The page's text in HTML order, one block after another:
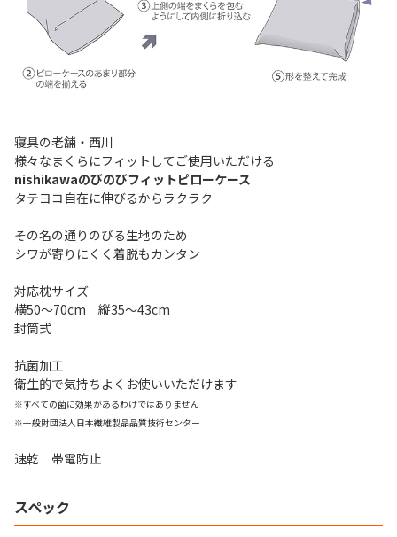
寝具の老舗・西川
様々なまくらにフィットしてご使用いただける
nishikawaのびのびフィットピローケース
タテヨコ自在に伸びるからラクラク
その名の通りのびる生地のため
シワが寄りにくく着脱もカンタン
対応枕サイズ
横50～70cm 縦35～43cm
封筒式
抗菌加工
衛生的で気持ちよくお使いいただけます
※すべての菌に効果があるわけではありません
※一般財団法人日本繊維製品品質技術センター
速乾 帯電防止
スペック